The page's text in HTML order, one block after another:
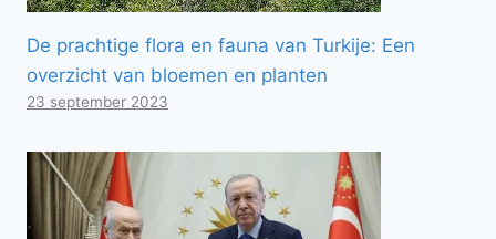
De prachtige flora en fauna van Turkije: Een
overzicht van bloemen en planten
23 september 2023